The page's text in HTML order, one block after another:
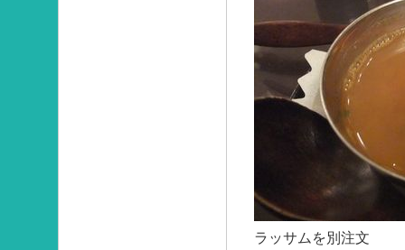
ラッサムを別注文